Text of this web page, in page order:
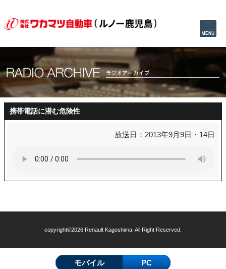
携帯電話に潜む危険性
放送日：2013年9月9日・14日
copyright©2026 Renault Kagoshima. All Right Reserved.
モバイル PC